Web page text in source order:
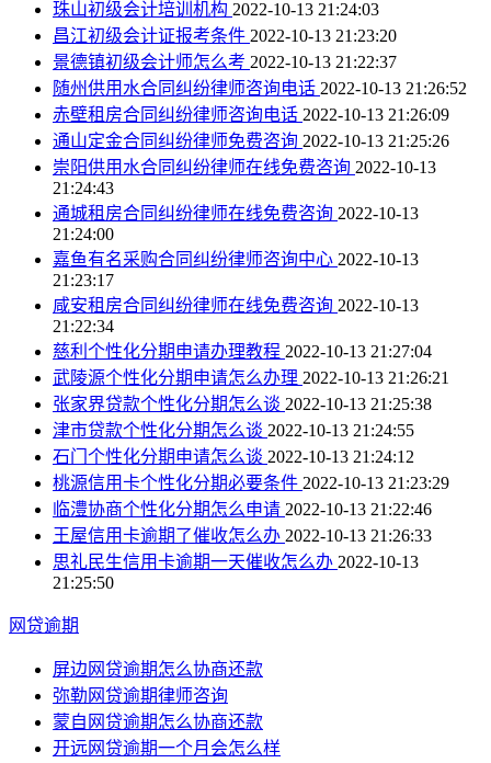
珠山初级会计培训机构 2022-10-13 21:24:03
昌江初级会计证报考条件 2022-10-13 21:23:20
景德镇初级会计师怎么考 2022-10-13 21:22:37
随州供用水合同纠纷律师咨询电话 2022-10-13 21:26:52
赤壁租房合同纠纷律师咨询电话 2022-10-13 21:26:09
通山定金合同纠纷律师免费咨询 2022-10-13 21:25:26
崇阳供用水合同纠纷律师在线免费咨询 2022-10-13
21:24:43
通城租房合同纠纷律师在线免费咨询 2022-10-13
21:24:00
嘉鱼有名采购合同纠纷律师咨询中心 2022-10-13
21:23:17
咸安租房合同纠纷律师在线免费咨询 2022-10-13
21:22:34
慈利个性化分期申请办理教程 2022-10-13 21:27:04
武陵源个性化分期申请怎么办理 2022-10-13 21:26:21
张家界贷款个性化分期怎么谈 2022-10-13 21:25:38
津市贷款个性化分期怎么谈 2022-10-13 21:24:55
石门个性化分期申请怎么谈 2022-10-13 21:24:12
桃源信用卡个性化分期必要条件 2022-10-13 21:23:29
临澧协商个性化分期怎么申请 2022-10-13 21:22:46
王屋信用卡逾期了催收怎么办 2022-10-13 21:26:33
思礼民生信用卡逾期一天催收怎么办 2022-10-13
21:25:50
网贷逾期
屏边网贷逾期怎么协商还款
弥勒网贷逾期律师咨询
蒙自网贷逾期怎么协商还款
开远网贷逾期一个月会怎么样